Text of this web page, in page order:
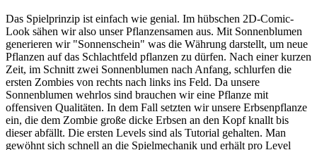
Das Spielprinzip ist einfach wie genial. Im hübschen 2D-Comic-
Look sähen wir also unser Pflanzensamen aus. Mit Sonnenblumen
generieren wir "Sonnenschein" was die Währung darstellt, um neue
Pflanzen auf das Schlachtfeld pflanzen zu dürfen. Nach einer kurzen
Zeit, im Schnitt zwei Sonnenblumen nach Anfang, schlurfen die
ersten Zombies von rechts nach links ins Feld. Da unsere
Sonnenblumen wehrlos sind brauchen wir eine Pflanze mit
offensiven Qualitäten. In dem Fall setzten wir unsere Erbsenpflanze
ein, die dem Zombie große dicke Erbsen an den Kopf knallt bis
dieser abfällt. Die ersten Levels sind als Tutorial gehalten. Man
gewöhnt sich schnell an die Spielmechanik und erhält pro Level